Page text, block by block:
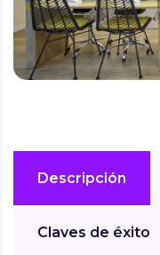
Descripción
Claves de éxito